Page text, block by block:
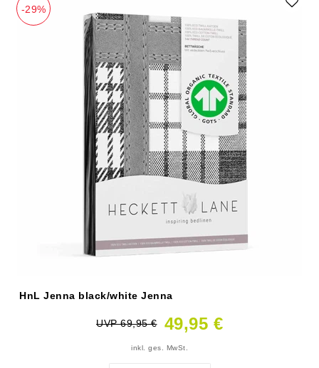
-29%
HnL Jenna black/white Jenna
UVP 69,95 € 49,95 €
inkl. ges. MwSt.